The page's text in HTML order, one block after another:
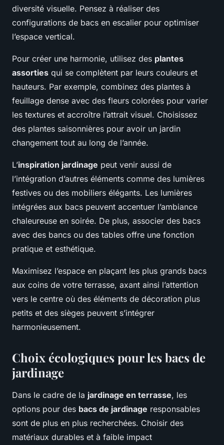
diversité visuelle. Pensez à réaliser des
configurations de bacs en escalier pour optimiser
l’espace vertical.
Pour créer une harmonie, utilisez des plantes
assorties qui se complètent par leurs couleurs et
hauteurs. Par exemple, combinez des plantes à
feuillage dense avec des fleurs colorées pour varier
les textures et accroître l’attrait visuel. Choisissez
des plantes saisonnières pour avoir un jardin
changement tout au long de l’année.
L’inspiration jardinage peut venir aussi de
l’intégration d’autres éléments comme des lumières
festives ou des mobiliers élégants. Les lumières
intégrées aux bacs peuvent accentuer l’ambiance
chaleureuse en soirée. De plus, associer des bacs
avec des bancs ou des tables offre une fonction
pratique et esthétique.
Maximisez l’espace en plaçant les plus grands bacs
aux coins de votre terrasse, axant ainsi l’attention
vers le centre où des éléments de décoration plus
petits et des sièges peuvent s’intégrer
harmonieusement.
Choix écologiques pour les bacs de
jardinage
Dans le cadre de la jardinage en terrasse, les
options pour des bacs de jardinage responsables
sont de plus en plus recherchées. Choisir des
matériaux durables et à faible impact